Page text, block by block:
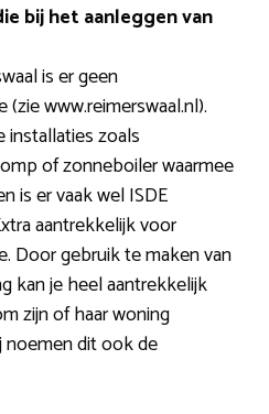
bij het aanleggen van
is er geen
www.reimerswaal.nl).
installaties zoals
of zonneboiler waarmee
is er vaak wel ISDE
aantrekkelijk voor
Door gebruik te maken van
kan je heel aantrekkelijk
zijn of haar woning
noemen dit ook de